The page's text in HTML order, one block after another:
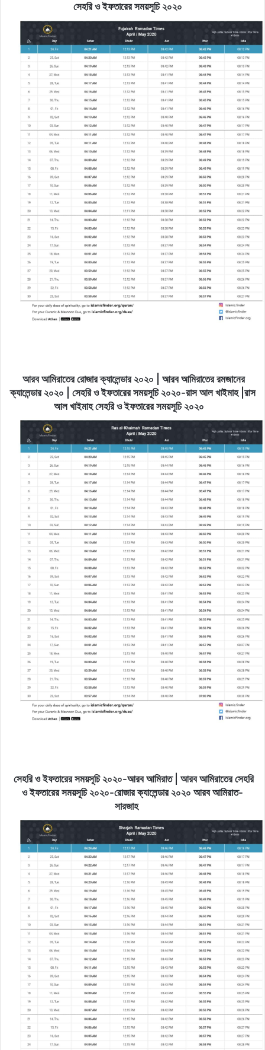
সেহরি ও ইফতারের সময়সূচি ২০২০
আরব আমিরাতের রোজার ক্যালেন্ডার ২০২০ | আরব আমিরাতের রমজানের
ক্যালেন্ডার ২০২০ | সেহরি ও ইফতারের সময়সূচি ২০২০-রাস আল খাইমাহ |রাস
আল খাইমাহ সেহরি ও ইফতারের সময়সূচি ২০২০
সেহরি ও ইফতারের সময়সূচি ২০২০-আরব আমিরাত | আরব আমিরাতের সেহরি
ও ইফতারের সময়সূচি ২০২০-রোজার ক্যালেন্ডার ২০২০ আরব আমিরাত-
সারজাহ